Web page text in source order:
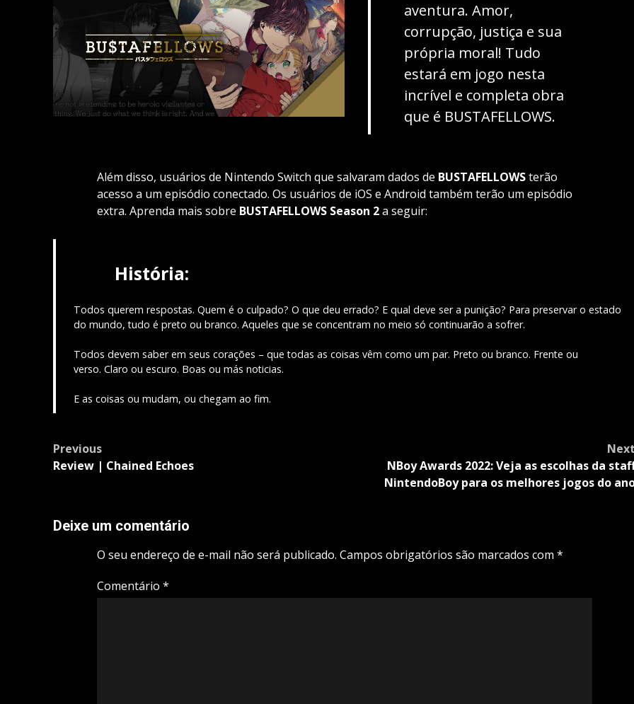
aventura. Amor,
corrupção, justiça e sua
própria moral! Tudo
estará em jogo nesta
incrível e completa obra
que é BUSTAFELLOWS.
Além disso, usuários de Nintendo Switch que salvaram dados de BUSTAFELLOWSterão
acesso a um episódio conectado. Os usuários de iOS e Android também terão um episódio
extra. Aprenda mais sobre BUSTAFELLOWS Season 2a seguir:
História:
Todos querem respostas. Quem é o culpado? O que deu errado? E qual deve ser a punição? Para preservar o estado
do mundo, tudo é preto ou branco. Aqueles que se concentram no meio só continuarão a sofrer.
Todos devem saber em seus corações – que todas as coisas vêm como um par. Preto ou branco. Frente ou
verso. Claro ou escuro. Boas ou más noticias.
E as coisas ou mudam, ou chegam ao fim.
Post
navigation
Previous
Review | Chained Echoes
Next
NBoy Awards 2022: Veja as escolhas da
NintendoBoy para os melhores jogos do
Deixe um comentário
O seu endereço de e-mail não será publicado. Campos obrigatórios são marcados com *
Comentário *